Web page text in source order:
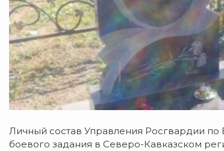
Личный состав Управления Росгвардии
боевого задания в Северо-Кавказском